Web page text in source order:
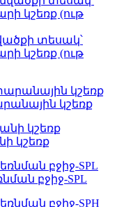
տեսակ՝
կշեռք (ութ
կշեռք
կշեռք
բջիջ-SPL